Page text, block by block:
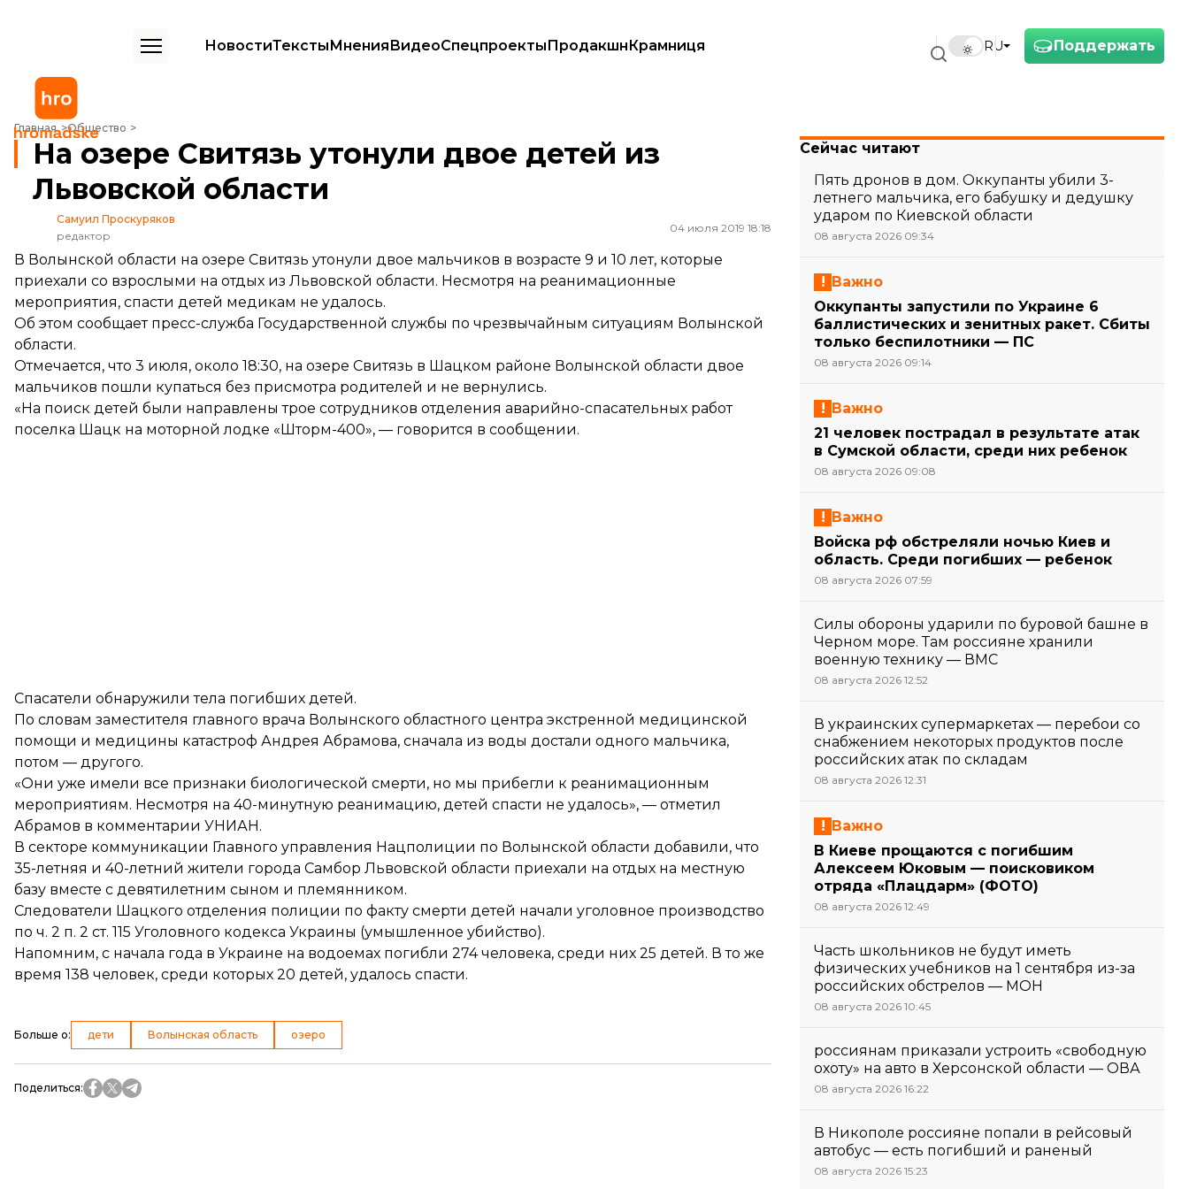
Поддержать
RU
НовостиТекстыМненияВидеоСпецпроектыПродакшнКрамниця
Главная Общество
На озере Свитязь утонули двое детей из Львовской области
На озере Свитязь утонули двое детей из
Львовской области
Самуил Проскуряков
редактор
04 июля 2019 18:18
В Волынской области на озере Свитязь утонули двое мальчиков в возрасте 9 и 10 лет, которые
приехали со взрослыми на отдых из Львовской области. Несмотря на реанимационные
мероприятия, спасти детей медикам не удалось.
Об этом сообщаетпресс-служба Государственной службы по чрезвычайным ситуациям Волынской
области.
Отмечается, что 3 июля, около 18:30, на озере Свитязь в Шацком районе Волынской области двое
мальчиков пошли купаться без присмотра родителей и не вернулись.
«На поиск детей были направлены трое сотрудников отделения аварийно-спасательных работ
поселка Шацк на моторной лодке «Шторм-400», — говорится в сообщении.
Спасатели обнаружили тела погибших детей.
По словам заместителя главного врача Волынского областного центра экстренной медицинской
помощи и медицины катастроф Андрея Абрамова, сначала из воды достали одного мальчика,
потом — другого.
«Они уже имели все признаки биологической смерти, но мы прибегли к реанимационным
мероприятиям. Несмотря на 40-минутную реанимацию, детей спасти не удалось», — отметил
Абрамов в комментарии УНИАН.
В секторе коммуникации Главного управления Нацполиции по Волынской области добавили, что
35-летняя и 40-летний жители города Самбор Львовской области приехали на отдых на местную
базу вместе с девятилетним сыном и племянником.
Следователи Шацкого отделения полиции по факту смерти детей начали уголовное производство
по ч. 2 п. 2 ст. 115 Уголовного кодекса Украины (умышленное убийство).
Напомним, с начала года в Украине на водоемах погибли 274 человека, среди них 25 детей. В то же
время 138 человек, среди которых 20 детей, удалось спасти.
Больше о: дети Волынская область озеро
Поделиться:
Сейчас читают
Пять дронов в дом. Оккупанты убили 3-
летнего мальчика, его бабушку и дедушку
ударом по Киевской области
08 августа 2026 09:34
Важно
Оккупанты запустили по Украине 6
баллистических и зенитных ракет. Сбиты
только беспилотники — ПС
08 августа 2026 09:14
Важно
21 человек пострадал в результате атак
в Сумской области, среди них ребенок
08 августа 2026 09:08
Важно
Войска рф обстреляли ночью Киев и
область. Среди погибших — ребенок
08 августа 2026 07:59
Силы обороны ударили по буровой башне в
Черном море. Там россияне хранили
военную технику — ВМС
08 августа 2026 12:52
В украинских супермаркетах — перебои со
снабжением некоторых продуктов после
российских атак по складам
08 августа 2026 12:31
Важно
В Киеве прощаются с погибшим
Алексеем Юковым — поисковиком
отряда «Плацдарм» (ФОТО)
08 августа 2026 12:49
Часть школьников не будут иметь
физических учебников на 1 сентября из-за
российских обстрелов — МОН
08 августа 2026 10:45
россиянам приказали устроить «свободную
охоту» на авто в Херсонской области — ОВА
08 августа 2026 16:22
В Никополе россияне попали в рейсовый
автобус — есть погибший и раненый
08 августа 2026 15:23